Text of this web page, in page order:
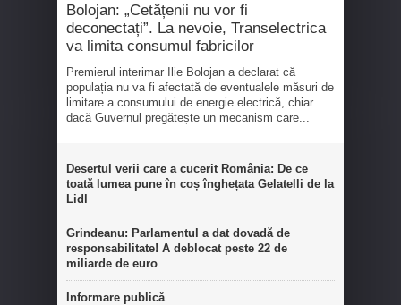
Bolojan: „Cetățenii nu vor fi
deconectați”. La nevoie, Transelectrica
va limita consumul fabricilor
Premierul interimar Ilie Bolojan a declarat că
populația nu va fi afectată de eventualele măsuri de
limitare a consumului de energie electrică, chiar
dacă Guvernul pregătește un mecanism care...
Desertul verii care a cucerit România: De ce
toată lumea pune în coș înghețata Gelatelli de la
Lidl
Grindeanu: Parlamentul a dat dovadă de
responsabilitate! A deblocat peste 22 de
miliarde de euro
Informare publică